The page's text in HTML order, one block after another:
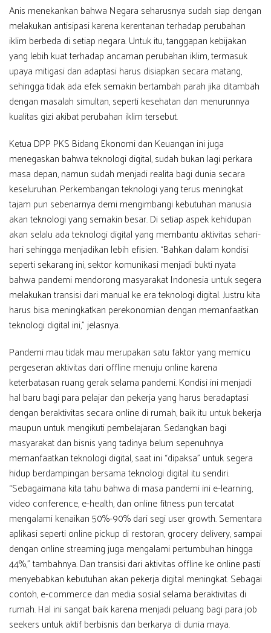
Anis menekankan bahwa Negara seharusnya sudah siap dengan
melakukan antisipasi karena kerentanan terhadap perubahan
iklim berbeda di setiap negara. Untuk itu, tanggapan kebijakan
yang lebih kuat terhadap ancaman perubahan iklim, termasuk
upaya mitigasi dan adaptasi harus disiapkan secara matang,
sehingga tidak ada efek semakin bertambah parah jika ditambah
dengan masalah simultan, seperti kesehatan dan menurunnya
kualitas gizi akibat perubahan iklim tersebut.
Ketua DPP PKS Bidang Ekonomi dan Keuangan ini juga
menegaskan bahwa teknologi digital, sudah bukan lagi perkara
masa depan, namun sudah menjadi realita bagi dunia secara
keseluruhan. Perkembangan teknologi yang terus meningkat
tajam pun sebenarnya demi mengimbangi kebutuhan manusia
akan teknologi yang semakin besar. Di setiap aspek kehidupan
akan selalu ada teknologi digital yang membantu aktivitas sehari-
hari sehingga menjadikan lebih efisien. “Bahkan dalam kondisi
seperti sekarang ini, sektor komunikasi menjadi bukti nyata
bahwa pandemi mendorong masyarakat Indonesia untuk segera
melakukan transisi dari manual ke era teknologi digital. Justru kita
harus bisa meningkatkan perekonomian dengan memanfaatkan
teknologi digital ini,” jelasnya.
Pandemi mau tidak mau merupakan satu faktor yang memicu
pergeseran aktivitas dari offline menuju online karena
keterbatasan ruang gerak selama pandemi. Kondisi ini menjadi
hal baru bagi para pelajar dan pekerja yang harus beradaptasi
dengan beraktivitas secara online di rumah, baik itu untuk bekerja
maupun untuk mengikuti pembelajaran. Sedangkan bagi
masyarakat dan bisnis yang tadinya belum sepenuhnya
memanfaatkan teknologi digital, saat ini “dipaksa” untuk segera
hidup berdampingan bersama teknologi digital itu sendiri.
“Sebagaimana kita tahu bahwa di masa pandemi ini e-learning,
video conference, e-health, dan online fitness pun tercatat
mengalami kenaikan 50%-90% dari segi user growth. Sementara
aplikasi seperti online pickup di restoran, grocery delivery, sampai
dengan online streaming juga mengalami pertumbuhan hingga
44%,” tambahnya. Dan transisi dari aktivitas offline ke online pasti
menyebabkan kebutuhan akan pekerja digital meningkat. Sebagai
contoh, e-commerce dan media sosial selama beraktivitas di
rumah. Hal ini sangat baik karena menjadi peluang bagi para job
seekers untuk aktif berbisnis dan berkarya di dunia maya.